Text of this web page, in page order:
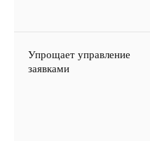
Упрощает управление
заявками